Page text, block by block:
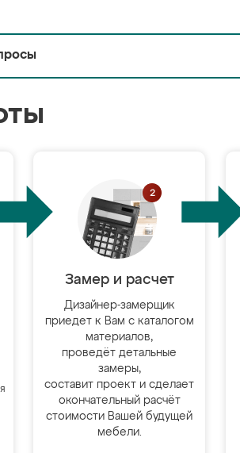
Замер и расчет
Дизайнер-замерщик
приедет к Вам с каталогом
материалов,
проведёт детальные
замеры,
составит проект и сделает
окончательный расчёт
стоимости Вашей будущей
мебели.